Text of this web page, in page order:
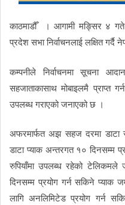
काठमाडौँ । आगामी मङ्सिर ४ गते
प्रदेश सभा निर्वाचनलाई लक्षित
कम्पनीले निर्वाचनमा सूचना
सहजाताकासाथ मोबाइलमै प्राप्त
उपलब्ध गराएको जनाएको छ ।
अफरमार्फत अझ सहज दरमा डाटा
डाटा प्याक अन्तरगत १० दिनसम्म
रुपियाँमा उपलब्ध रहेको
दिनसम्म प्रयोग गर्न सकिने प्याक
लागि अनलिमिटेड प्रयोग गर्न